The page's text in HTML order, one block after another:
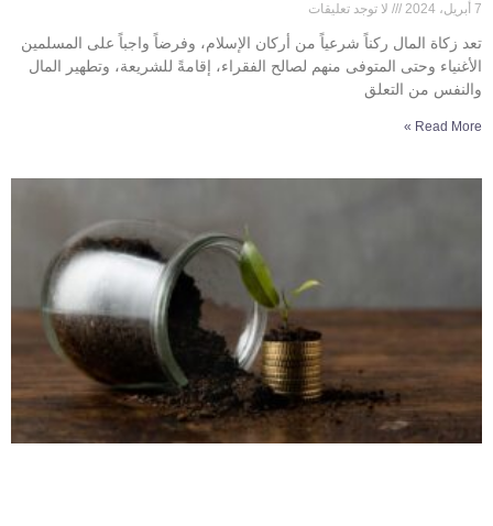
7 أبريل، 2024 لا توجد تعليقات
تعد زكاة المال ركناً شرعياً من أركان الإسلام، وفرضاً واجباً على المسلمين
الأغنياء وحتى المتوفى منهم لصالح الفقراء، إقامةً للشريعة، وتطهير المال
والنفس من التعلق
Read More »